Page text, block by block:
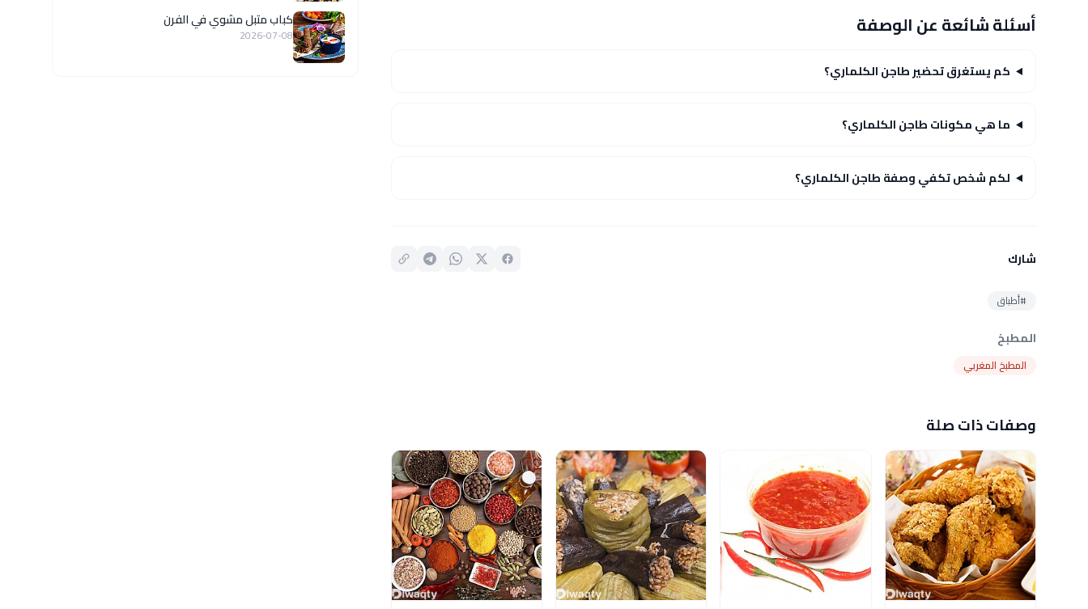
أسئلة شائعة عن الوصفة
كم يستغرق تحضير طاجن الكلماري؟
ما هي مكونات طاجن الكلماري؟
لكم شخص تكفي وصفة طاجن الكلماري؟
شارك
#أطباق
المطبخ
المطبخ المغربي
وصفات ذات صلة
كباب متبل مشوي في الفرن
2026-07-08